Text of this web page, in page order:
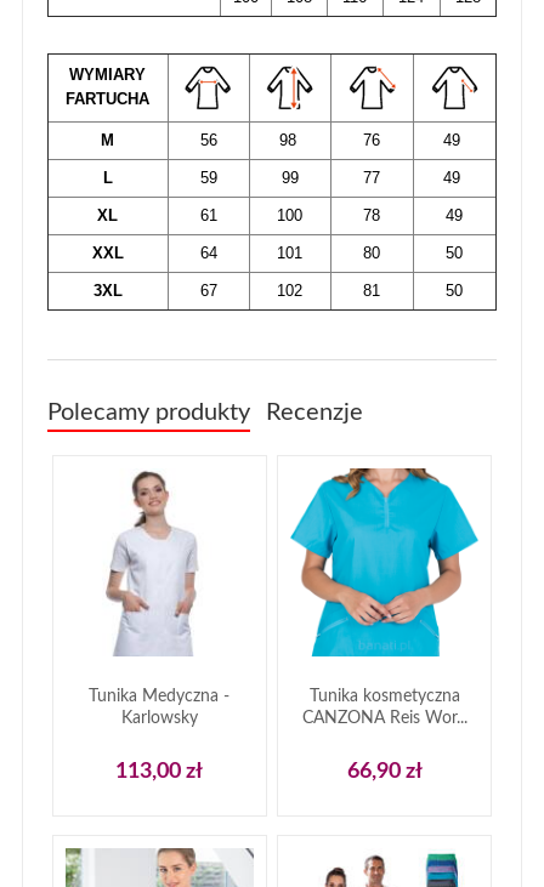
WYMIARY
FARTUCHA
M 56 98 76 49
L 59 99 77 49
XL 61 100 78 49
XXL 64 101 80 50
3XL 67 102 81 50
Polecamy produkty Recenzje
Tunika Medyczna -
Karlowsky
113,00 zł
Tunika kosmetyczna
CANZONA Reis Wor...
66,90 zł